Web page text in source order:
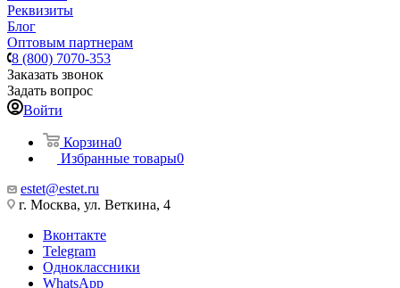
Реквизиты
Блог
Оптовым партнерам
8 (800) 7070-353
Заказать звонок
Задать вопрос
Войти
Корзина0
Избранные товары0
estet@estet.ru
г. Москва, ул. Веткина, 4
Вконтакте
Telegram
Одноклассники
WhatsApp